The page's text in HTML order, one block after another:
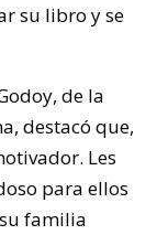
su libro y se
de la
destacó que,
Les
para ellos
familia